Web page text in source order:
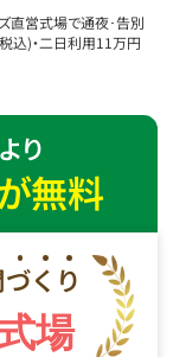
直営式場で通夜･告別
込)・二日利用11万円
り
無料
づく り
場